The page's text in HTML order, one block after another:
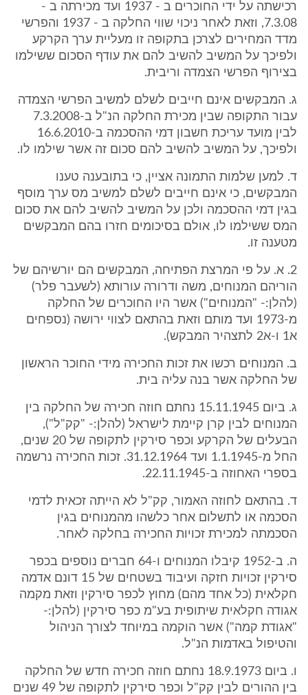
רכישתה על ידי החוכרים ב - 1937 ועד מכירתה ב -
7.3.08, וזאת לאחר ניכוי שווי החלקה ב - 1937 והפרשי
מדד המחירים לצרכן בתקופה זו מעליית ערך הקרקע
ולפיכך על המשיב להשיב להם את עודף הסכום ששילמו
בצירוף הפרשי הצמדה וריבית.
ג. המבקשים אינם חייבים לשלם למשיב הפרשי הצמדה
עבור התקופה שבין מכירת החלקה הנ"ל ב-7.3.2008
לבין מועד עריכת חשבון דמי ההסכמה ב-16.6.2010
ולפיכך, על המשיב להשיב להם סכום זה אשר שילמו לו.
ד. למען שלמות התמונה אציין, כי בתובענה טענו
המבקשים, כי אינם חייבים לשלם למשיב מס ערך מוסף
בגין דמי ההסכמה ולכן על המשיב להשיב להם את סכום
המס ששילמו לו, אולם בסיכומים חזרו בהם המבקשים
מטענה זו.
2. א. על פי המרצת הפתיחה, המבקשים הם יורשיהם של
הוריהם המנוחים, משה ודרורה עורותא (לשעבר פלר)
(להלן:- "המנוחים") אשר היו החוכרים של החלקה
מ-1973 ועד מותם וזאת בהתאם לצווי ירושה (נספחים
א1 ו-א2 לתצהיר המבקש).
ב. המנוחים רכשו את זכות החכירה מידי החוכר הראשון
של החלקה אשר בנה עליה בית.
ג. ביום 15.11.1945 נחתם חוזה חכירה של החלקה בין
המנוחים לבין קרן קיימת לישראל (להלן:- "קק"ל"),
הבעלים של הקרקע וכפר סירקין לתקופה של 20 שנים,
החל מ-1.1.1945 ועד 31.12.1964. זכות החכירה נרשמה
בספרי האחוזה ב-22.11.1945.
ד. בהתאם לחוזה האמור, קק"ל לא הייתה זכאית לדמי
הסכמה או לתשלום אחר כלשהו מהמנוחים בגין
הסכמתה למכירת זכויות החכירה בחלקה לאחר.
ה. ב-1952 קיבלו המנוחים ו-64 חברים נוספים בכפר
סירקין זכויות חזקה ועיבוד בשטחים של 15 דונם אדמה
חקלאית (כל אחד מהם) מחוץ לכפר סירקין וזאת מקמה
אגודה חקלאית שיתופית בע"מ כפר סירקין (להלן:-
"אגודת קמה") אשר הוקמה במיוחד לצורך הניהול
והטיפול באדמות הנ"ל.
ו. ביום 18.9.1973 נחתם חוזה חכירה חדש של החלקה
בין ההורים לבין קק"ל וכפר סירקין לתקופה של 49 שנים